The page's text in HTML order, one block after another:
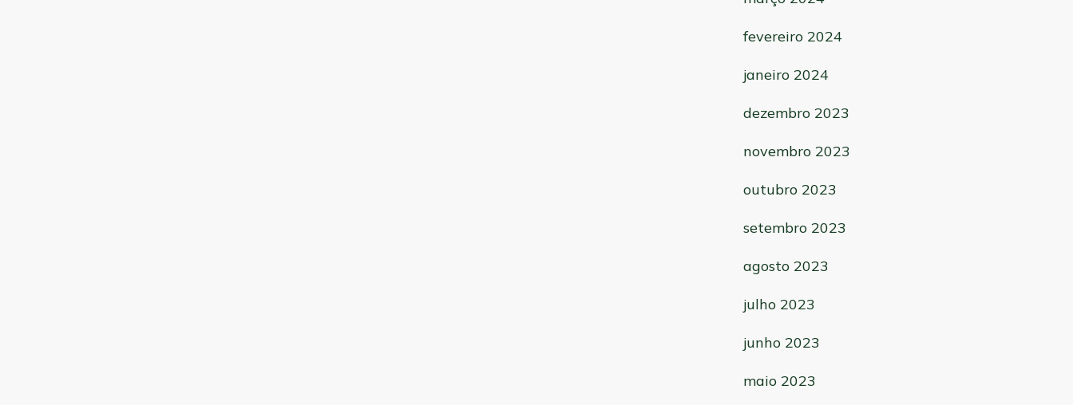
fevereiro 2024
janeiro 2024
dezembro 2023
novembro 2023
outubro 2023
setembro 2023
agosto 2023
julho 2023
junho 2023
maio 2023